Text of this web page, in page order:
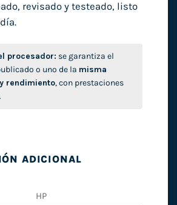
revisado y testeado, listo
procesador: se garantiza el
o uno de la misma
rendimiento, con prestaciones
ADICIONAL
HP